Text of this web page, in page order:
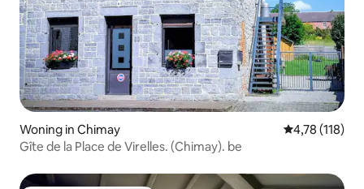
Woning in Chimay Gemiddelde
4,78 (118)
Gîte de la Place de Virelles. (Chimay). be